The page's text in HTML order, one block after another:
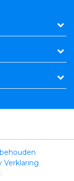
Verklaring